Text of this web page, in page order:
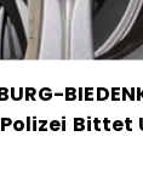
Bittet